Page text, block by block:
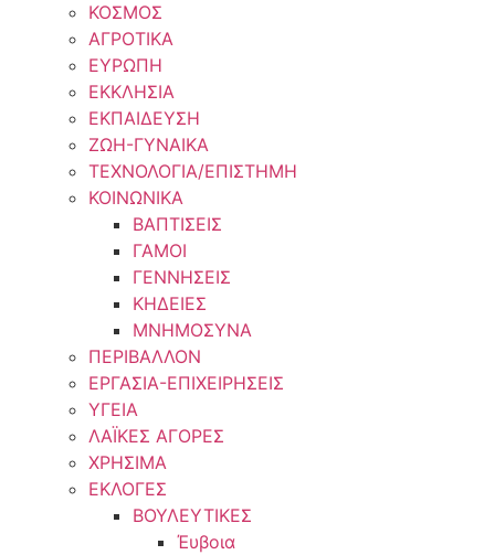
ΚΟΣΜΟΣ
ΑΓΡΟΤΙΚΑ
ΕΥΡΩΠΗ
ΕΚΚΛΗΣΙΑ
ΕΚΠΑΙΔΕΥΣΗ
ΖΩΗ-ΓΥΝΑΙΚΑ
ΤΕΧΝΟΛΟΓΙΑ/ΕΠΙΣΤΗΜΗ
ΚΟΙΝΩΝΙΚΑ
ΒΑΠΤΙΣΕΙΣ
ΓΑΜΟΙ
ΓΕΝΝΗΣΕΙΣ
ΚΗΔΕΙΕΣ
ΜΝΗΜΟΣΥΝΑ
ΠΕΡΙΒΑΛΛΟΝ
ΕΡΓΑΣΙΑ-ΕΠΙΧΕΙΡΗΣΕΙΣ
ΥΓΕΙΑ
ΛΑΪΚΕΣ ΑΓΟΡΕΣ
ΧΡΗΣΙΜΑ
ΕΚΛΟΓΕΣ
ΒΟΥΛΕΥΤΙΚΕΣ
Έυβοια